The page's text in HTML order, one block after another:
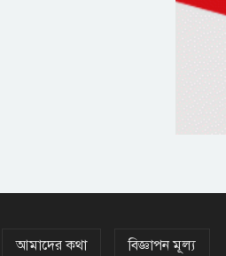
আমাদের কথা বিজ্ঞাপন মূল্য